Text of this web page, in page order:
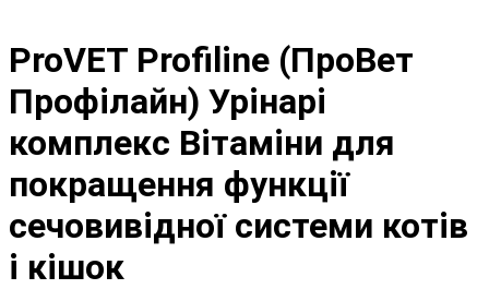
ProVET Profiline (ПроВет
Профілайн) Урінарі
комплекс Вітаміни для
покращення функції
сечовивідної системи котів
і кішок